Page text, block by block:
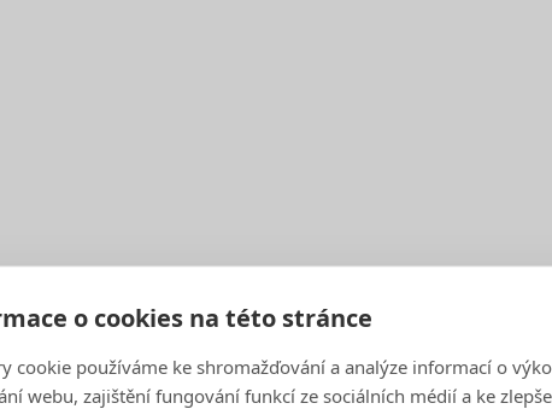
o cookies na této stránce
cookie používáme ke shromažďování a analýze informací o
webu, zajištění fungování funkcí ze sociálních médií a ke